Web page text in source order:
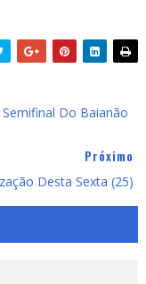
Do Baianão
Próximo
Desta Sexta (25)